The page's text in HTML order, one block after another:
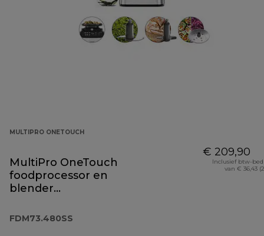
MULTIPRO ONETOUCH
MultiPro OneTouch
foodprocessor en
blender
FDM73.480SS
€ 209,90
Inclusief btw-
van € 36,43